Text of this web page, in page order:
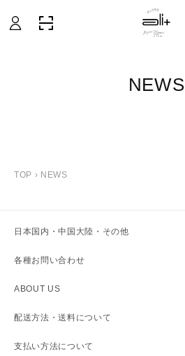
グ
イ
NEWS
TOP › NEWS
日本国内・中国大陸・その他
各種お問い合わせ
ABOUT US
配送方法・送料について
支払い方法について